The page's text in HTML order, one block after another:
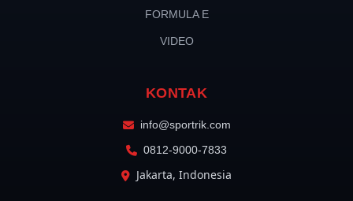
FORMULA E
VIDEO
KONTAK
info@sportrik.com
0812-9000-7833
Jakarta, Indonesia